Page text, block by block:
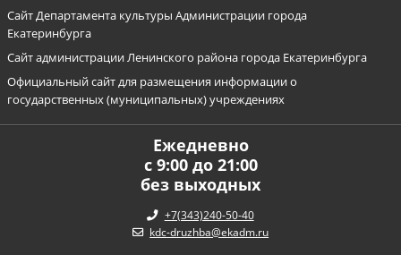
Сайт Департамента культуры Администрации города
Екатеринбурга
Сайт администрации Ленинского района города Екатеринбурга
Официальный сайт для размещения информации о
государственных (муниципальных) учреждениях
Ежедневно
с 9:00 до 21:00
без выходных
+7(343)240-50-40
kdc-druzhba@ekadm.ru